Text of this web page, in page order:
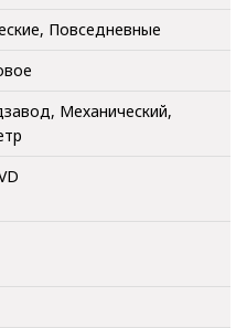
Повседневные
Механический,